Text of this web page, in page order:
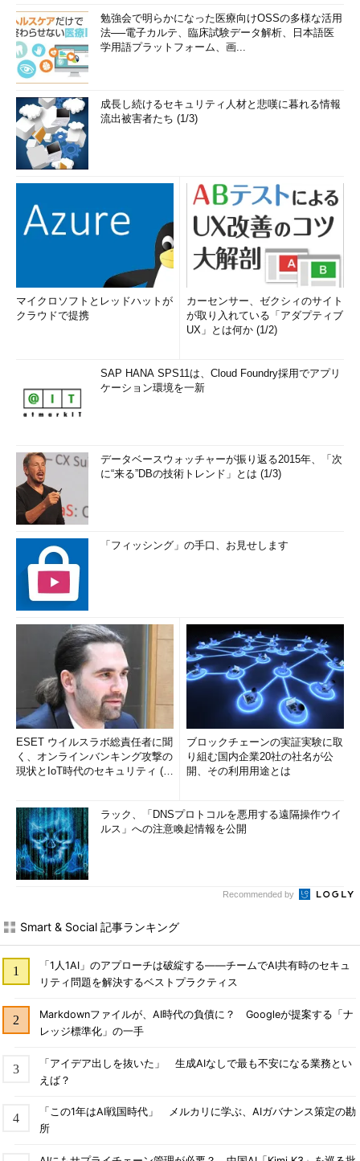
勉強会で明らかになった医療向けOSSの多様な活用
法──電子カルテ、臨床試験データ解析、日本語医
学用語プラットフォーム、画...
成長し続けるセキュリティ人材と悲嘆に暮れる情報
流出被害者たち (1/3)
マイクロソフトとレッドハットが
クラウドで提携
カーセンサー、ゼクシィのサイト
が取り入れている「アダプティブ
UX」とは何か (1/2)
SAP HANA SPS11は、Cloud Foundry採用でアプリ
ケーション環境を一新
データベースウォッチャーが振り返る2015年、「次
に“来る”DBの技術トレンド」とは (1/3)
「フィッシング」の手口、お見せします
ESET ウイルスラボ総責任者に聞
く、オンラインバンキング攻撃の
現状とIoT時代のセキュリティ (1/
ブロックチェーンの実証実験に取
り組む国内企業20社の社名が公
開、その利用用途とは
ラック、「DNSプロトコルを悪用する遠隔操作ウイ
ルス」への注意喚起情報を公開
Recommended by
Smart & Social 記事ランキング
「1人1AI」のアプローチは破綻する――チームでAI共有時のセキュ
リティ問題を解決するベストプラクティス
Markdownファイルが、AI時代の負債に？ Googleが提案する「ナ
レッジ標準化」の一手
「アイデア出しを抜いた」 生成AIなしで最も不安になる業務とい
えば？
「この1年はAI戦国時代」 メルカリに学ぶ、AIガバナンス策定の勘
所